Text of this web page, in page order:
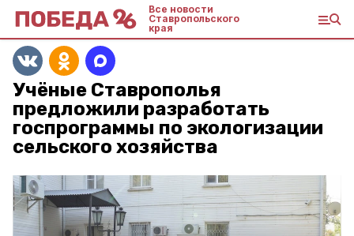
Все новости
Ставропольского
края
Учёные Ставрополья
предложили разработать
госпрограммы по экологизации
сельского хозяйства